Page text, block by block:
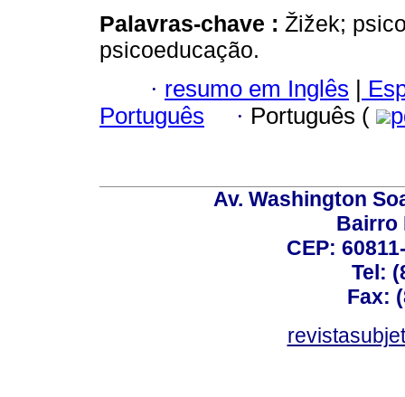
Palavras-chave : Žižek;
psicoeducação.
· resumo em Inglês |
Português
· Português (
Av. Washington
Bairro
CEP:
Tel:
Fax: